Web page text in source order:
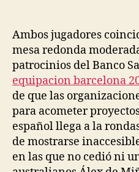
Ambos jugadores
mesa redonda
patrocinios del Banco
equipacion barcelona
de que las
para acometer
español llega a la
de mostrarse
en las que no cedió ni